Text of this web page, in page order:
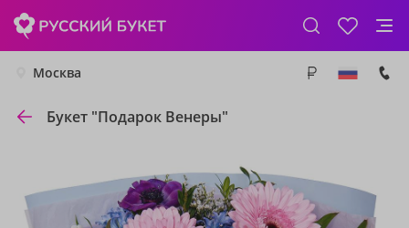
Москва
Букет "Подарок Венеры"